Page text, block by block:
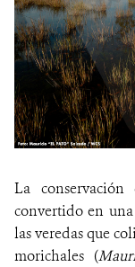
La
convertido en
las veredas que
morichales (